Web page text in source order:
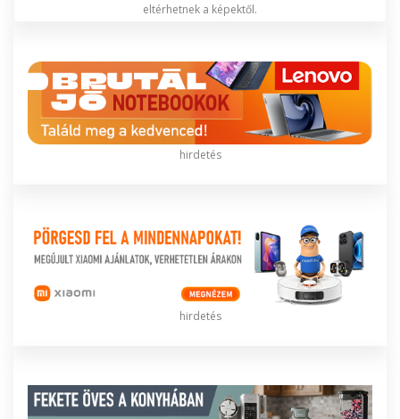
eltérhetnek a képektől.
hirdetés
hirdetés